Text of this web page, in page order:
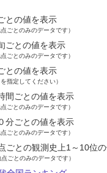
との値を表示
点ごとのみのデータです）
ごとの値を表示
点ごとのみのデータです）
との値を表示
を指定してください）
間ごとの値を表示
点ごとのみのデータです）
分ごとの値を表示
点ごとのみのデータです）
ごとの観測史上1～10位
点ごとのみのデータです）